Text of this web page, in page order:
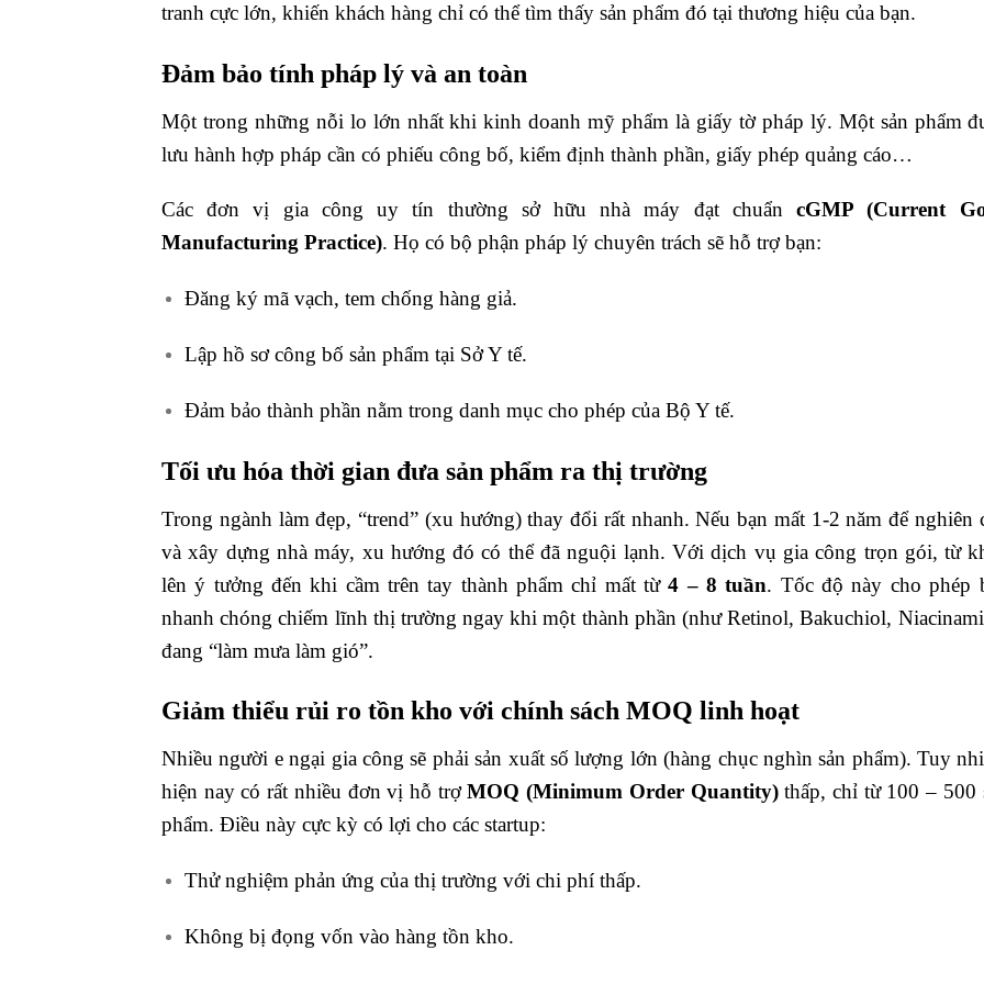
tranh cực lớn, khiến khách hàng chỉ có thể tìm thấy sản phẩm đó tại thương hiệu của bạn.
Đảm bảo tính pháp lý và an toàn
Một trong những nỗi lo lớn nhất khi kinh doanh mỹ phẩm là giấy tờ pháp lý. Một sản phẩm
lưu hành hợp pháp cần có phiếu công bố, kiểm định thành phần, giấy phép quảng cáo…
Các đơn vị gia công uy tín thường sở hữu nhà máy đạt chuẩncGMP (Current
Manufacturing Practice). Họ có bộ phận pháp lý chuyên trách sẽ hỗ trợ bạn:
Đăng ký mã vạch, tem chống hàng giả.
Lập hồ sơ công bố sản phẩm tại Sở Y tế.
Đảm bảo thành phần nằm trong danh mục cho phép của Bộ Y tế.
Tối ưu hóa thời gian đưa sản phẩm ra thị trường
Trong ngành làm đẹp, “trend” (xu hướng) thay đổi rất nhanh. Nếu bạn mất 1-2 năm để nghiên
và xây dựng nhà máy, xu hướng đó có thể đã nguội lạnh. Với dịch vụ gia công trọn gói, từ
lên ý tưởng đến khi cầm trên tay thành phẩm chỉ mất từ4 – 8 tuần. Tốc độ này cho phép
nhanh chóng chiếm lĩnh thị trường ngay khi một thành phần (như Retinol, Bakuchiol,
đang “làm mưa làm gió”.
Giảm thiểu rủi ro tồn kho với chính sách MOQ linh hoạt
Nhiều người e ngại gia công sẽ phải sản xuất số lượng lớn (hàng chục nghìn sản phẩm). Tuy
hiện nay có rất nhiều đơn vị hỗ trợMOQ (Minimum Order Quantity)thấp, chỉ từ 100 – 500
phẩm. Điều này cực kỳ có lợi cho các startup:
Thử nghiệm phản ứng của thị trường với chi phí thấp.
Không bị đọng vốn vào hàng tồn kho.